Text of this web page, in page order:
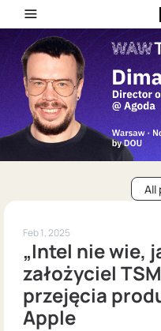
All
Feb 1, 2025
„Intel nie wie,
założyciel
przejęcia
Apple